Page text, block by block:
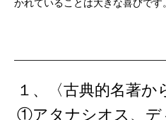
かれていることは大きな喜びです。
１、〈古典的名著か
①アタナシオス、デ